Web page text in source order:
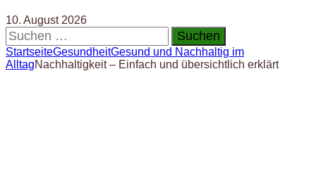
10. August 2026
Suchen
nach:
StartseiteGesundheitGesund und Nachhaltig im
AlltagNachhaltigkeit – Einfach und übersichtlich erklärt